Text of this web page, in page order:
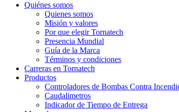
Quiénes somos
Quienes somos
Misión y valores
Por que elegir Tornatech
Presencia Mundial
Guía de la Marca
Términos y condiciones
Carreras en Tornatech
Productos
Controladores de Bombas Contra
Caudalimetros
Indicador de Tiempo de Entrega